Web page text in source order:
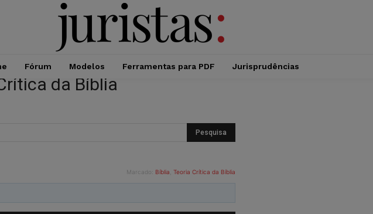
Fórum Modelos Ferramentas para PDF Jurisprudências
da Bíblia
Marcado: Bíblia Teoria Crítica da Bíblia